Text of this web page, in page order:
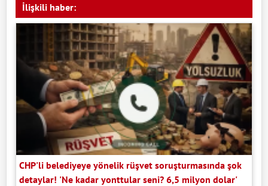
İlişkili haber:
CHP'li belediyeye yönelik rüşvet soruşturmasında şok
detaylar! 'Ne kadar yonttular seni? 6,5 milyon dolar'